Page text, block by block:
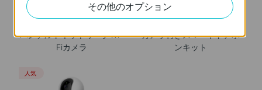
Tapo C200
パンチルトネットワークWi-
Fiカメラ
Tapo D210
カメラ付きスマートドアホ
ンキット
人気
その他のオプション